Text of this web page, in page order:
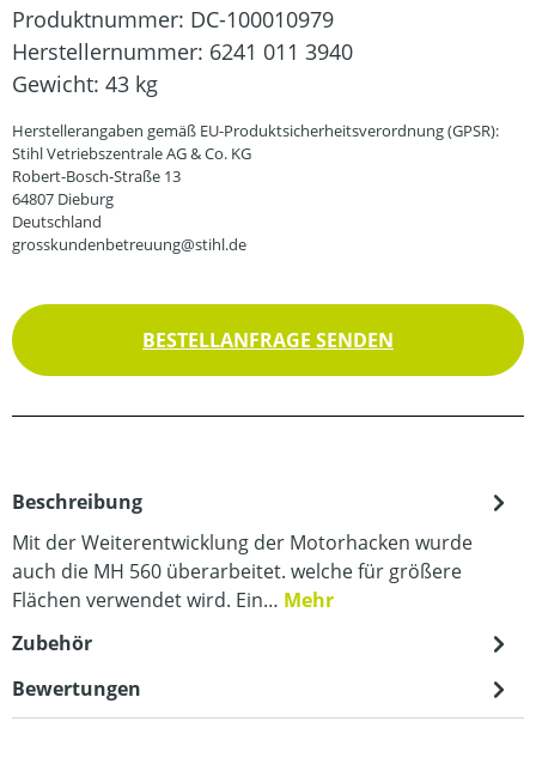
Produktnummer: DC-100010979
Herstellernummer: 6241 011 3940
Gewicht: 43 kg
Herstellerangaben gemäß EU-Produktsicherheitsverordnung (GPSR):
Stihl Vetriebszentrale AG & Co. KG
Robert-Bosch-Straße 13
64807 Dieburg
Deutschland
grosskundenbetreuung@stihl.de
BESTELLANFRAGE SENDEN
Beschreibung
Mit der Weiterentwicklung der Motorhacken wurde
auch die MH 560 überarbeitet. welche für größere
Flächen verwendet wird. Ein… Mehr
Zubehör
Bewertungen